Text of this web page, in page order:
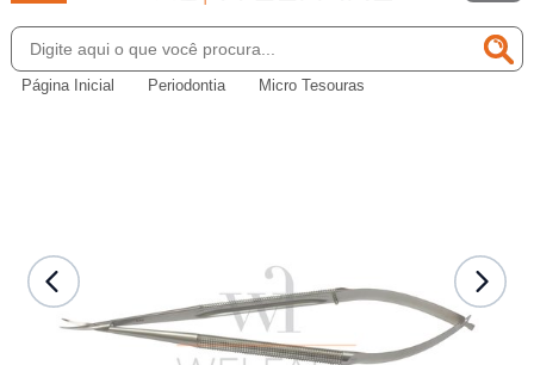
Página Inicial Periodontia Micro Tesouras